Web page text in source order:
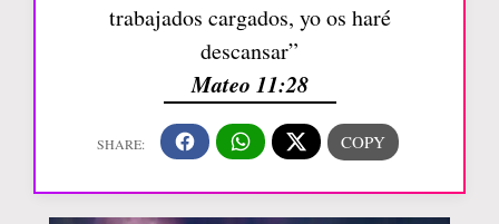
trabajados cargados, yo os haré
descansar”
Mateo 11:28